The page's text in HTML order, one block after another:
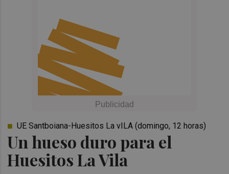
Un hueso duro para el
Huesitos La Vila
UE Santboiana-Huesitos La vILA (domingo, 12 horas)